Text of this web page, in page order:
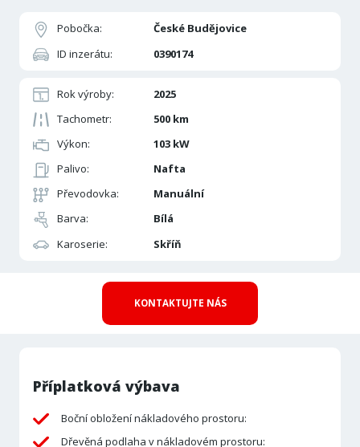
Pobočka:
České Budějovice
ID inzerátu:
0390174
Rok výroby:
2025
Tachometr:
500 km
Výkon:
103 kW
Palivo:
Nafta
Převodovka:
Manuální
Barva:
Bílá
Karoserie:
Skříň
KONTAKTUJTE NÁS
Příplatková výbava
Boční obložení nákladového prostoru:
Dřevěná podlaha v nákladovém prostoru: